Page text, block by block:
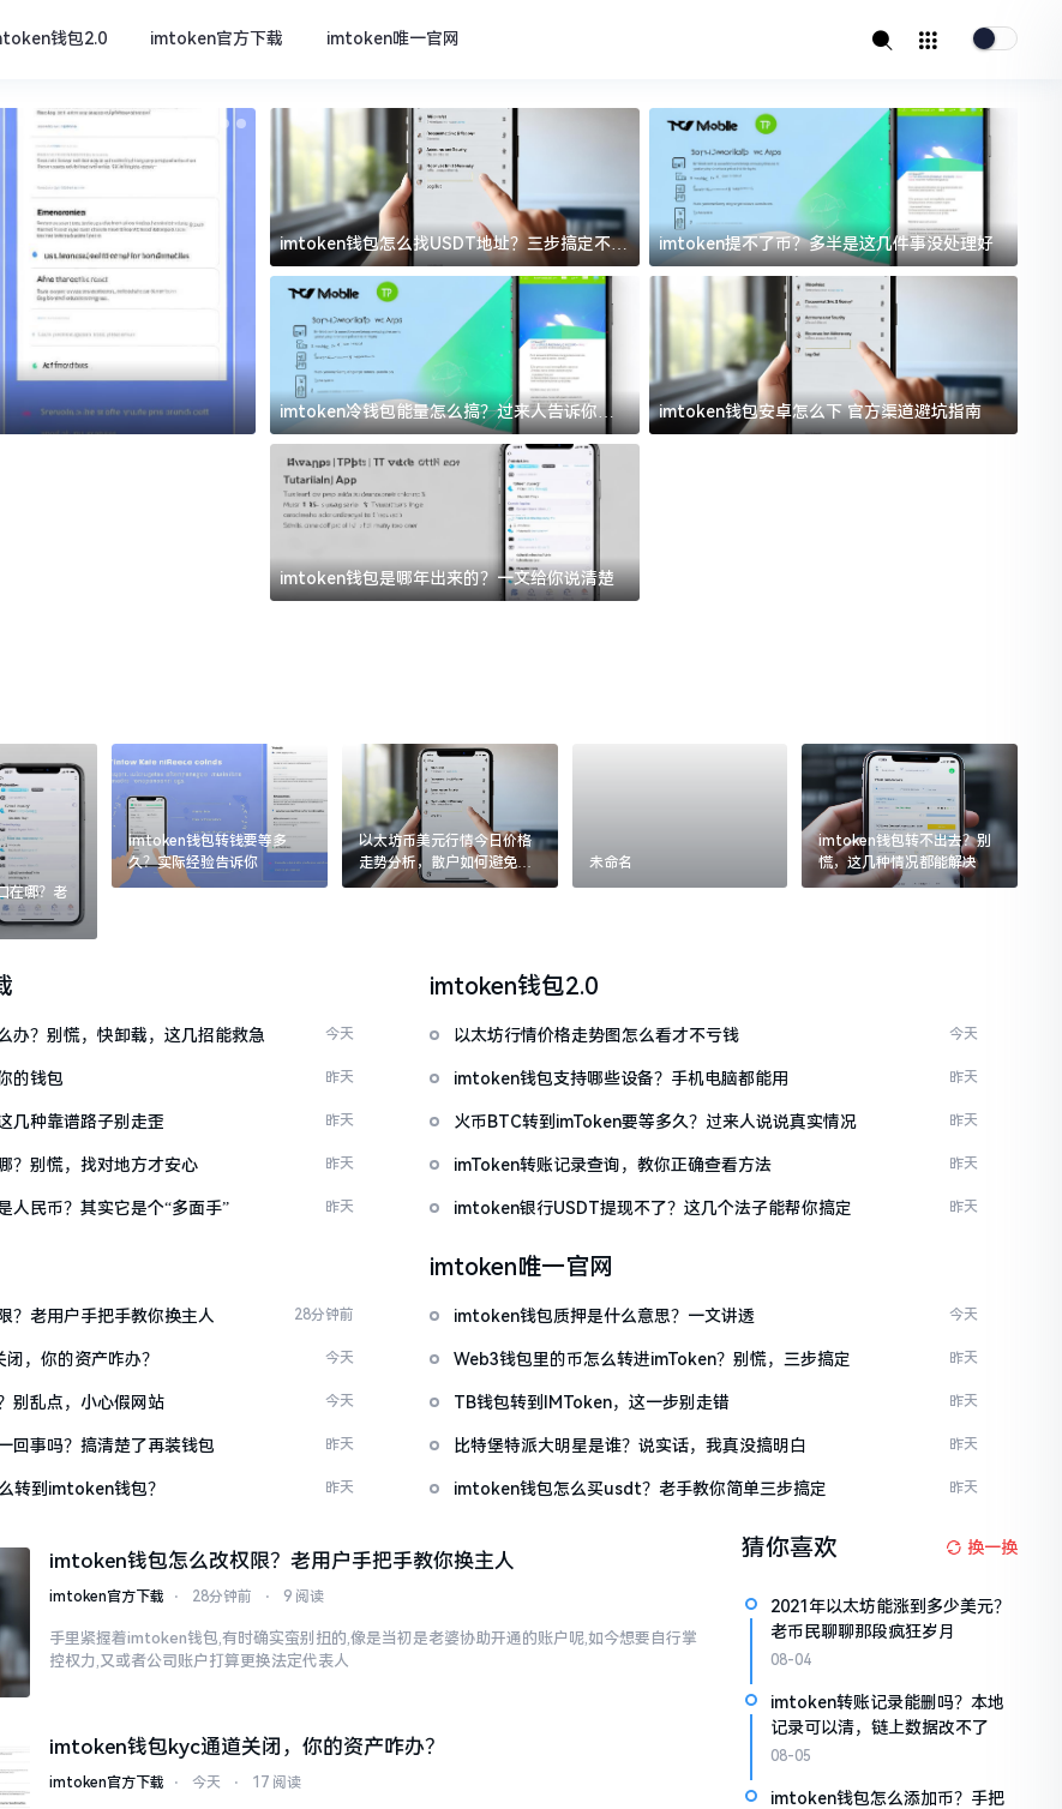
钱包2.0 imtoken官方下载 imtoken唯一官网
imtoken官方下载
imtoken钱包怎么找USDT地址？三步搞定不踩
坑
imtoken提不了币？多半是这几件事没处理好
imtoken冷钱包能量怎么搞？过来人告诉你门
道
imtoken钱包安卓怎么下 官方渠道避坑指南
imtoken钱包是哪年出来的？一文给你说清楚
在哪？老
imtoken钱包转钱要等多
久？实际经验告诉你
以太坊币美元行情今日价格
走势分析，散户如何避免追
涨杀跌被套牢
未命名
imtoken钱包转不出去？别
慌，这几种情况都能解决
办？别慌，快卸载，这几招能救急 今天
的钱包 昨天
几种靠谱路子别走歪 昨天
？别慌，找对地方才安心 昨天
人民币？其实它是个“多面手” 昨天
imtoken钱包2.0
以太坊行情价格走势图怎么看才不亏钱 今天
imtoken钱包支持哪些设备？手机电脑都能用 昨天
火币BTC转到imToken要等多久？过来人说说真实情况 昨天
imToken转账记录查询，教你正确查看方法 昨天
imtoken银行USDT提现不了？这几个法子能帮你搞定 昨天
？老用户手把手教你换主人 28分钟前
，你的资产咋办？ 今天
别乱点，小心假网站 今天
回事吗？搞清楚了再装钱包 昨天
转到imtoken钱包？ 昨天
imtoken唯一官网
imtoken钱包质押是什么意思？一文讲透 今天
Web3钱包里的币怎么转进imToken？别慌，三步搞定 昨天
TB钱包转到IMToken，这一步别走错 昨天
比特堡特派大明星是谁？说实话，我真没搞明白 昨天
imtoken钱包怎么买usdt？老手教你简单三步搞定 昨天
imtoken钱包怎么改权限？老用户手把手教你换主人
imtoken官方下载 ⋅ 28分钟前 ⋅ 9 阅读
手里紧握着imtoken钱包,有时确实蛮别扭的,像是当初是老婆协助开通的账户呢,如今想要自行掌
控权力,又或者公司账户打算更换法定代表人
imtoken钱包kyc通道关闭，你的资产咋办？
imtoken官方下载 ⋅ 今天 ⋅ 17 阅读
猜你喜欢 换一换
2021年以太坊能涨到多少美元？
老币民聊聊那段疯狂岁月
08-04
imtoken转账记录能删吗？本地
记录可以清，链上数据改不了
08-05
imtoken钱包怎么添加币？手把